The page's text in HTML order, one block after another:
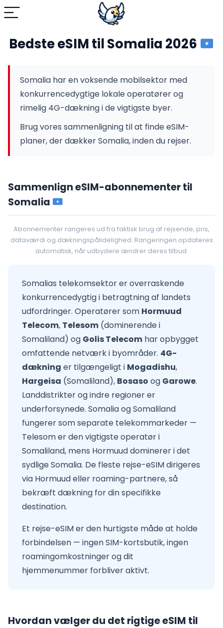
Bedste eSIM til Somalia 2026
Somalia har en voksende mobilsektor med
konkurrencedygtige lokale operatører og
rimelig 4G-dækning i de vigtigste byer.
Brug vores sammenligning til at finde eSIM-
planer, der dækker Somalia, inden du rejser.
Sammenlign eSIM-abonnementer til
Somalia
Abonnementer rangeres ud fra faktisk brug af rejsende, pris,
dataværdi og dækningspålidelighed. Rangeringen opdateres
automatisk, når udbydere ændrer deres tilbud.
Somalias telekomsektor er overraskende
konkurrencedygtig i betragtning af landets
udfordringer. Operatører som Hormuud
Telecom, Telesom (dominerende i
Somaliland) og Golis Telecom har opbygget
omfattende netværk i byområder. 4G-
dækning er tilgængeligt i Mogadishu,
Hargeisa (Somaliland), Bosaso og Garowe.
Landdistrikter og indre regioner er
underforsynede. Somalia og Somaliland
fungerer som separate telekommarkeder —
Telesom er den vigtigste operatør i
Somaliland, mens Hormuud dominerer i det
sydlige Somalia. De fleste rejse-eSIM dirigeres
via Hormuud eller roaming-partnere, så
bekræft dækning for din specifikke
destination.
Et rejse-eSIM er den hurtigste måde at holde
forbindelsen — ingen SIM-kortsbutik, ingen
roamingomkostninger og dit
hjemmenummer forbliver aktivt.
Hvordan vælger du det rigtige eSIM til